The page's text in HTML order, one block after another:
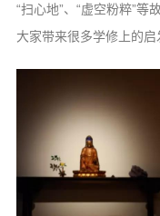
“扫心地”、“虚空粉粹”
大家带来很多学修上的启